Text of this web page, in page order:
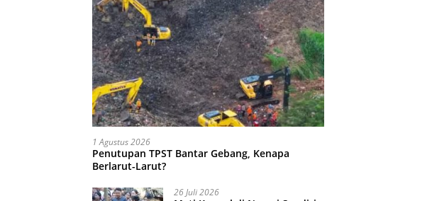
1 Agustus 2026
Penutupan TPST Bantar Gebang, Kenapa
Berlarut-Larut?
26 Juli 2026